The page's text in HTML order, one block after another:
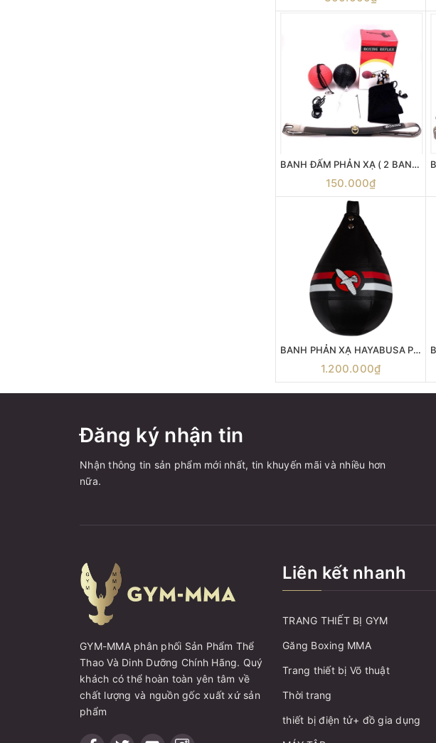
BANH ĐẤM PHẢN XẠ ( 2 BANH )
150.000₫
BANH PHẢN XẠ HAYABUSA PRO TRAINING ELEVATE - SPEED BAG
1.200.000₫
Đăng ký nhận tin
Nhận thông tin sản phẩm mới nhất, tin khuyến mãi và nhiều hơn
nữa.
GYM-MMA phân phối Sản Phẩm Thể
Thao Và Dinh Dưỡng Chính Hãng. Quý
khách có thể hoàn toàn yên tâm về
chất lượng và nguồn gốc xuất xứ sản
phẩm
Liên kết nhanh
TRANG THIẾT BỊ GYM
Găng Boxing MMA
Trang thiết bị Võ thuật
Thời trang
thiết bị điện tử+ đồ gia dụng